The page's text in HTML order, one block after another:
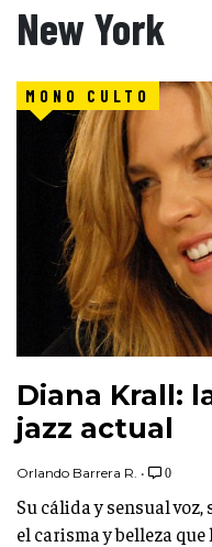
New York
MONO CULTO
Diana Krall:
jazz actual
Orlando Barrera R. • 0
Su cálida y sensual
el carisma y belleza